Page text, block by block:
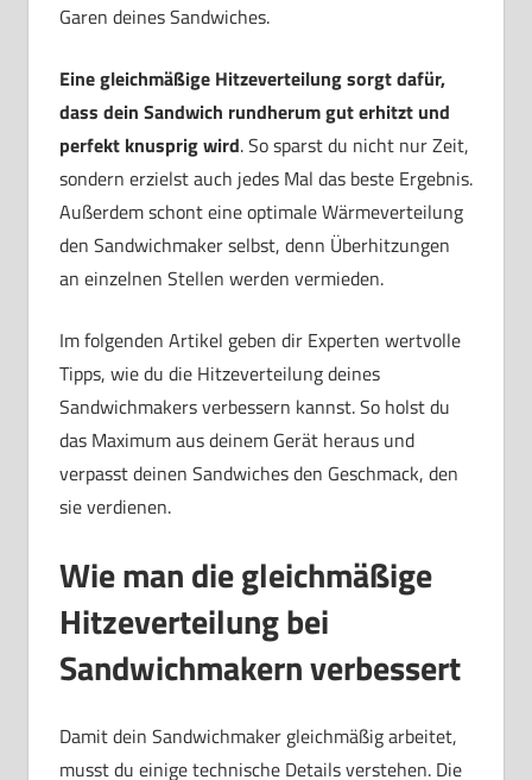
Garen deines Sandwiches.
Eine gleichmäßige Hitzeverteilung sorgt dafür,
dass dein Sandwich rundherum gut erhitzt und
perfekt knusprig wird. So sparst du nicht nur Zeit,
sondern erzielst auch jedes Mal das beste Ergebnis.
Außerdem schont eine optimale Wärmeverteilung
den Sandwichmaker selbst, denn Überhitzungen
an einzelnen Stellen werden vermieden.
Im folgenden Artikel geben dir Experten wertvolle
Tipps, wie du die Hitzeverteilung deines
Sandwichmakers verbessern kannst. So holst du
das Maximum aus deinem Gerät heraus und
verpasst deinen Sandwiches den Geschmack, den
sie verdienen.
Wie man die gleichmäßige
Hitzeverteilung bei
Sandwichmakern verbessert
Damit dein Sandwichmaker gleichmäßig arbeitet,
musst du einige technische Details verstehen. Die